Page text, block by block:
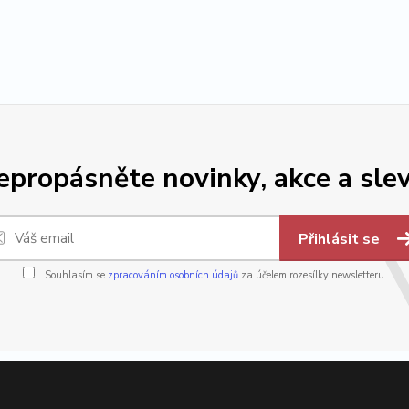
novinky, akce a
Přihlásit se
Souhlasím se zpracováním osobních údajůza účelem rozesílky newsletteru.